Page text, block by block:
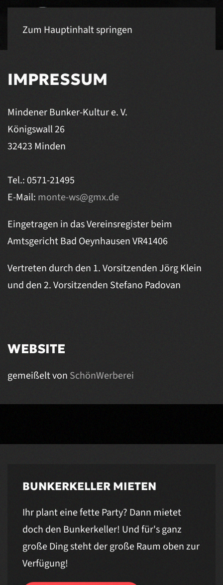
Zum Hauptinhalt springen
IMPRESSUM
Mindener Bunker-Kultur e. V.
Königswall 26
32423 Minden
Tel.: 0571-21495
E-Mail: monte-ws@gmx.de
Eingetragen in das Vereinsregister beim
Amtsgericht Bad Oeynhausen VR41406
Vertreten durch den 1. Vorsitzenden Jörg Klein
und den 2. Vorsitzenden Stefano Padovan
WEBSITE
gemeißelt von SchönWerberei
BUNKERKELLER MIETEN
Ihr plant eine fette Party? Dann mietet
doch den Bunkerkeller! Und für's ganz
große Ding steht der große Raum oben zur
Verfügung!